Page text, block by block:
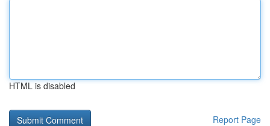
HTML is disabled
Report Page